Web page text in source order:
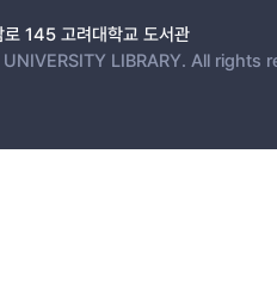
145 고려대학교 도서관
LIBRARY. All rights